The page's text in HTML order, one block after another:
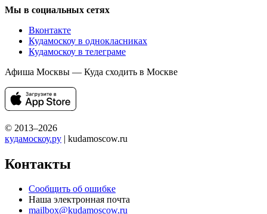
Мы в социальных сетях
Вконтакте
Кудамоскоу в однокласниках
Кудамоскоу в телеграме
Афиша Москвы — Куда сходить в Москве
© 2013–2026
кудамоскоу.ру | kudamoscow.ru
Контакты
Сообщить об ошибке
Наша электронная почта
mailbox@kudamoscow.ru